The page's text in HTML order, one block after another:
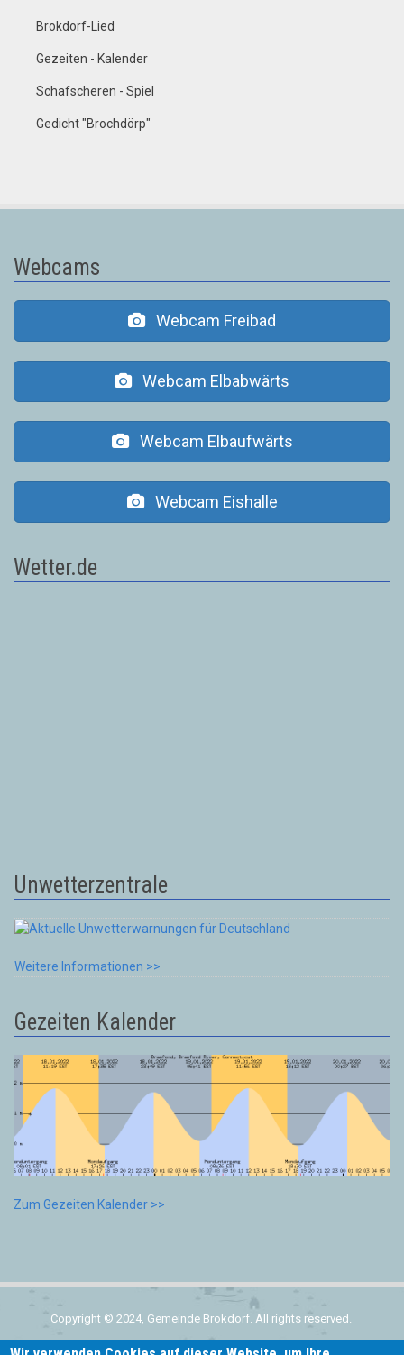
Brokdorf-Lied
Gezeiten - Kalender
Schafscheren - Spiel
Gedicht "Brochdörp"
Webcams
Webcam Freibad
Webcam Elbabwärts
Webcam Elbaufwärts
Webcam Eishalle
Wetter.de
Unwetterzentrale
Weitere Informationen >>
Gezeiten Kalender
Zum Gezeiten Kalender >>
Copyright © 2024, Gemeinde Brokdorf. All rights reserved.